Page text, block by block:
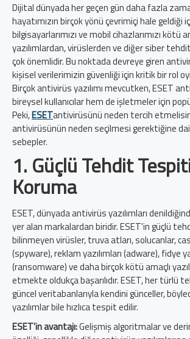
Dijital dünyada her geçen gün daha fazla
hayatımızın birçok yönü çevrimiçi hale geldiği
bilgisayarlarımızı ve mobil cihazlarımızı kötü
yazılımlardan, virüslerden ve diğer siber
çok önemlidir. Bu noktada devreye giren
kişisel verilerimizin güvenliği için kritik bir rol
Birçok antivirüs yazılımı mevcutken, ESET
bireysel kullanıcılar hem de işletmeler için
Peki,ESETantivirüsünü neden tercih
antivirüsünün neden seçilmesi gerektiğine
sebepler.
1. Güçlü Tehdit
Koruma
ESET, dünyada antivirüs yazılımları
yer alan markalardan biridir. ESET'in güçlü
bilinmeyen virüsler, truva atları, solucanlar,
(spyware), reklam yazılımları (adware), fidye
(ransomware) ve daha birçok kötü amaçlı
etmekte oldukça başarılıdır. ESET, her türlü
güncel veritabanlarıyla kendini günceller,
yazılımlar bile hızlıca tespit edilir.
ESET'in avantajı:Gelişmiş algoritmalar ve